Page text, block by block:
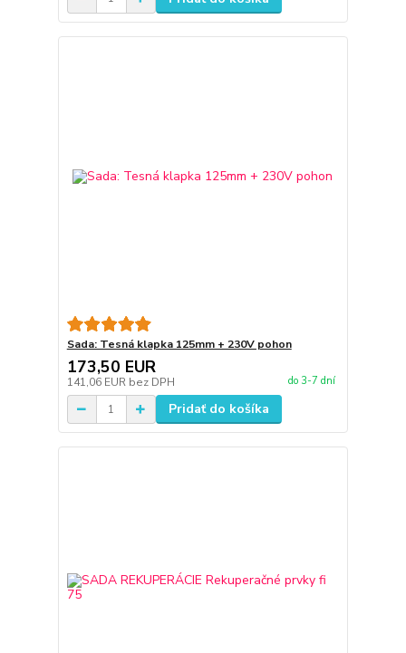
Sada: Tesná klapka 125mm + 230V pohon
173,50 EUR
141,06 EUR bez DPH do 3-7 dní
Pridať do košíka